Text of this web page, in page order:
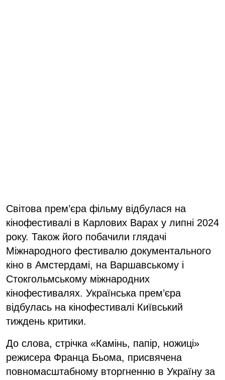
Світова прем’єра фільму відбулася на
кінофестивалі в Карлових Варах у липні 2024
року. Також його побачили глядачі
Міжнародного фестивалю документального
кіно в Амстердамі, на Варшавському і
Стокгольмському міжнародних
кінофестивалях. Українська прем’єра
відбулась на кінофестивалі Київський
тиждень критики.
До слова, стрічка «Камінь, папір, ножиці»
режисера Франца Бьома, присвячена
повномасштабному вторгненню в Україну за